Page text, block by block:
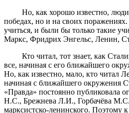
Но, как хорошо известно, люди
победах, но и на своих
учиться, и были бы только такие
Маркс, Фридрих Энгельс, Ленин,
Кто читал, тот знает, как
все, начиная с его ближайшего
Но, как известно, мало, кто читал
начиная с ближайшего окружения
«Правда» постоянно публиковала
Н.С., Брежнева Л.И., Горбачёва
марксистско-ленинского. Поэтому